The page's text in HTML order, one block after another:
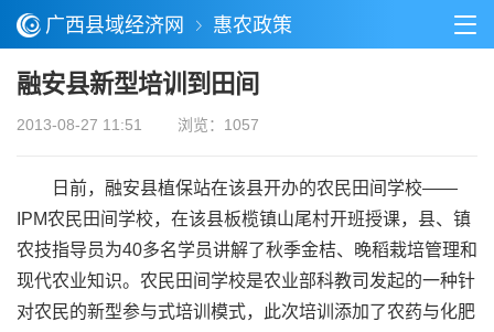
广西县域经济网 惠农政策
融安县新型培训到田间
2013-08-27 11:51 浏览：1057
日前，融安县植保站在该县开办的农民田间学校——
IPM农民田间学校，在该县板榄镇山尾村开班授课，县、镇
农技指导员为40多名学员讲解了秋季金桔、晚稻栽培管理和
现代农业知识。农民田间学校是农业部科教司发起的一种针
对农民的新型参与式培训模式，此次培训添加了农药与化肥